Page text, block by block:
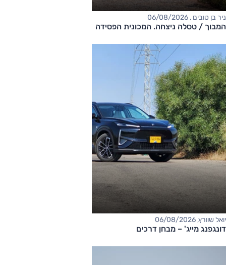
ניר בן טובים , 06/08/2026
המבוך / טסלה ניצחה. המכונית הפסידה
יואל שוורץ, 06/08/2026
דונגפנג מייג' – מבחן דרכים